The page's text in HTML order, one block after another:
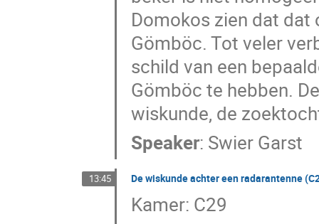
Domokos zien dat
Gömböc. Tot veler
schild van een
Gömböc te hebben.
wiskunde, de
Speaker: Swier Garst
13:45 De wiskunde achter een radarantenne
Kamer: C29